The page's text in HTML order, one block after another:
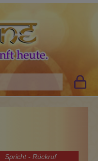
Spricht - Rückruf